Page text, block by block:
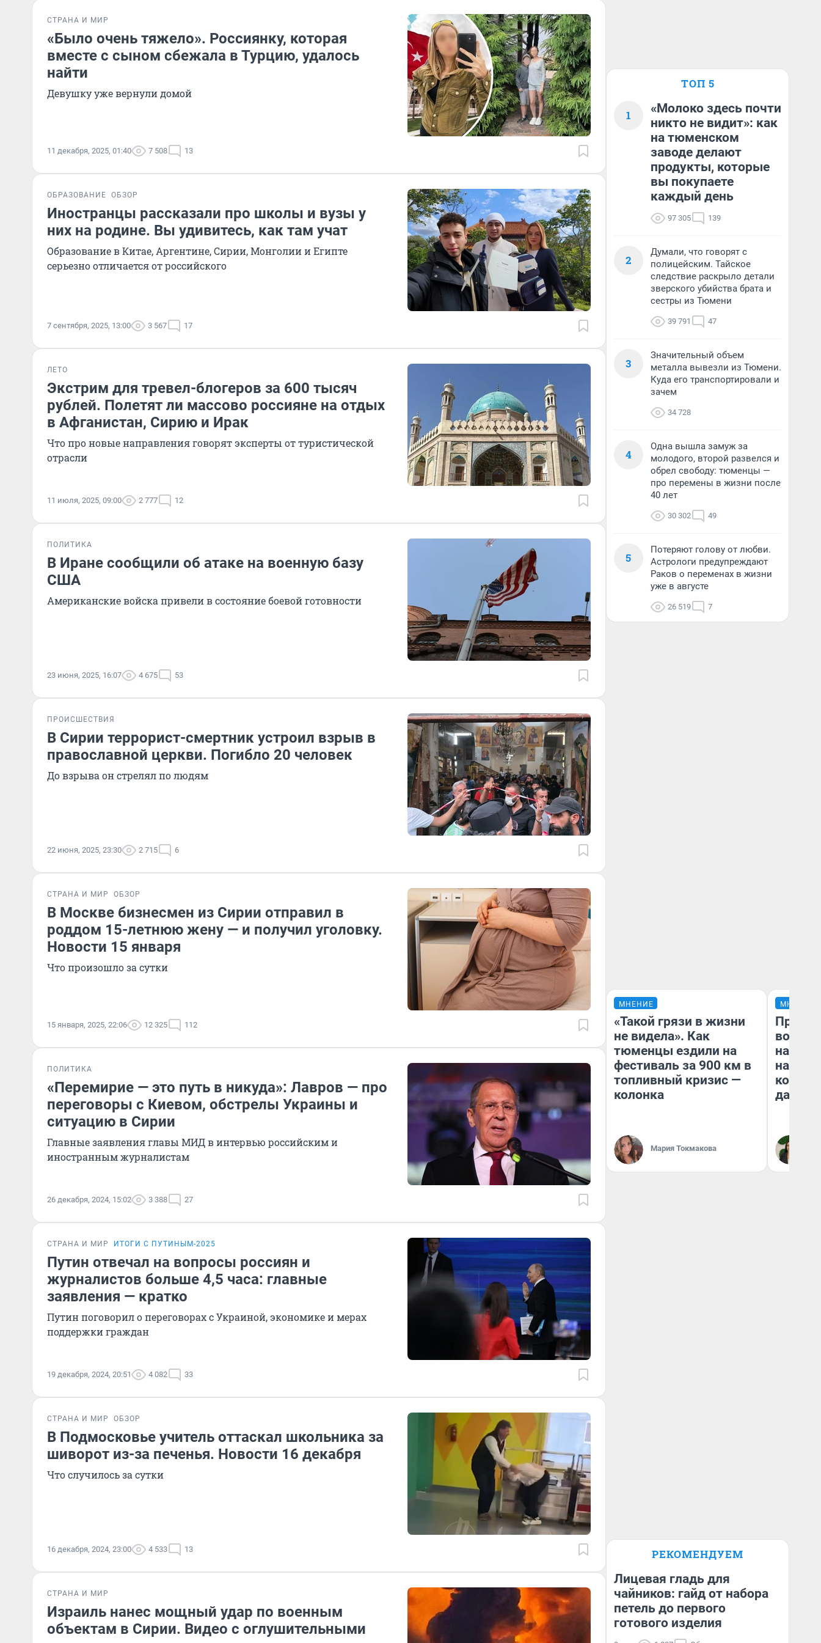
СТРАНА И МИР
«Было очень тяжело». Россиянку, которая
вместе с сыном сбежала в Турцию, удалось
найти
Девушку уже вернули домой
11 декабря, 2025, 01:40 7 508 13
ОБРАЗОВАНИЕ ОБЗОР
Иностранцы рассказали про школы и вузы у
них на родине. Вы удивитесь, как там учат
Образование в Китае, Аргентине, Сирии, Монголии и Египте
серьезно отличается от российского
7 сентября, 2025, 13:00 3 567 17
ЛЕТО
Экстрим для тревел-блогеров за 600 тысяч
рублей. Полетят ли массово россияне на отдых
в Афганистан, Сирию и Ирак
Что про новые направления говорят эксперты от туристической
отрасли
11 июля, 2025, 09:00 2 777 12
ПОЛИТИКА
В Иране сообщили об атаке на военную базу
США
Американские войска привели в состояние боевой готовности
23 июня, 2025, 16:07 4 675 53
ПРОИСШЕСТВИЯ
В Сирии террорист-смертник устроил взрыв в
православной церкви. Погибло 20 человек
До взрыва он стрелял по людям
22 июня, 2025, 23:30 2 715 6
СТРАНА И МИР ОБЗОР
В Москве бизнесмен из Сирии отправил в
роддом 15-летнюю жену — и получил уголовку.
Новости 15 января
Что произошло за сутки
15 января, 2025, 22:06 12 325 112
ПОЛИТИКА
«Перемирие — это путь в никуда»: Лавров — про
переговоры с Киевом, обстрелы Украины и
ситуацию в Сирии
Главные заявления главы МИД в интервью российским и
иностранным журналистам
26 декабря, 2024, 15:02 3 388 27
СТРАНА И МИР ИТОГИ С ПУТИНЫМ-2025
Путин отвечал на вопросы россиян и
журналистов больше 4,5 часа: главные
заявления — кратко
Путин поговорил о переговорах с Украиной, экономике и мерах
поддержки граждан
19 декабря, 2024, 20:51 4 082 33
СТРАНА И МИР ОБЗОР
В Подмосковье учитель оттаскал школьника за
шиворот из-за печенья. Новости 16 декабря
Что случилось за сутки
16 декабря, 2024, 23:00 4 533 13
СТРАНА И МИР
Израиль нанес мощный удар по военным
объектам в Сирии. Видео с оглушительными
ТОП 5
1
«Молоко здесь почти
никто не видит»: как
на тюменском
заводе делают
продукты, которые
вы покупаете
каждый день
97 305 139
2
Думали, что говорят с
полицейским. Тайское
следствие раскрыло детали
зверского убийства брата и
сестры из Тюмени
39 791 47
3
Значительный объем
металла вывезли из Тюмени.
Куда его транспортировали и
зачем
34 728
4
Одна вышла замуж за
молодого, второй развелся и
обрел свободу: тюменцы —
про перемены в жизни после
40 лет
30 302 49
5
Потеряют голову от любви.
Астрологи предупреждают
Раков о переменах в жизни
уже в августе
26 519 7
МНЕНИЕ
«Такой грязи в жизни
не видела». Как
тюменцы ездили на
фестиваль за 900 км в
топливный кризис —
колонка
Мария Токмакова
МНЕНИЕ
нам
даже
РЕКОМЕНДУЕМ
Лицевая гладь для
чайников: гайд от набора
петель до первого
готового изделия